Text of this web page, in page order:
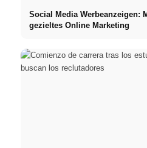
Social Media Werbeanzeigen:
gezieltes Online Marketing